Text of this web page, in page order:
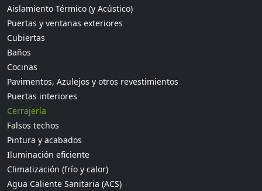
Aislamiento Térmico (y Acústico)
Puertas y ventanas exteriores
Cubiertas
Baños
Cocinas
Pavimentos, Azulejos y otros revestimientos
Puertas interiores
Cerrajería
Falsos techos
Pintura y acabados
Iluminación eficiente
Climatización (frío y calor)
Agua Caliente Sanitaria (ACS)